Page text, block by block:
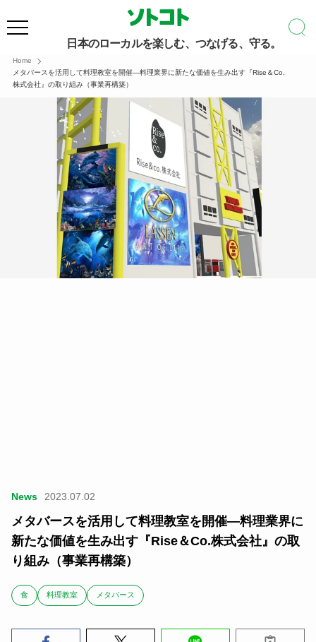
日本のローカルを楽しむ、つなげる、守る。
Home
メタバースを活用して料理教室を開催―料理業界に新たな価値を生み出す『Rise＆Co.
株式会社』の取り組み（事業再構築）
News 2023.07.02
メタバースを活用して料理教室を開催―料理業界に
新たな価値を生み出す『Rise＆Co.株式会社』の取
り組み（事業再構築）
食 料理教室 メタバース